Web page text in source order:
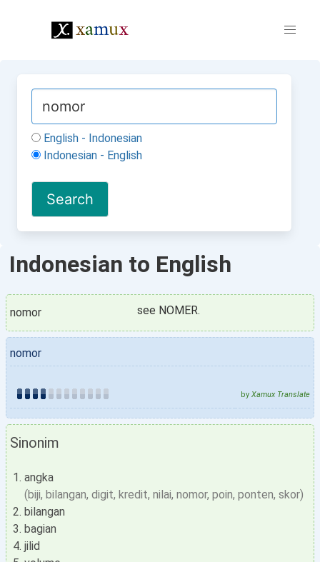
English - Indonesian
Indonesian - English
Indonesian to English
nomor see NOMER.
nomor
by Xamux Translate
Sinonim
angka
(biji, bilangan, digit, kredit, nilai, nomor, poin, ponten, skor)
bilangan
bagian
jilid